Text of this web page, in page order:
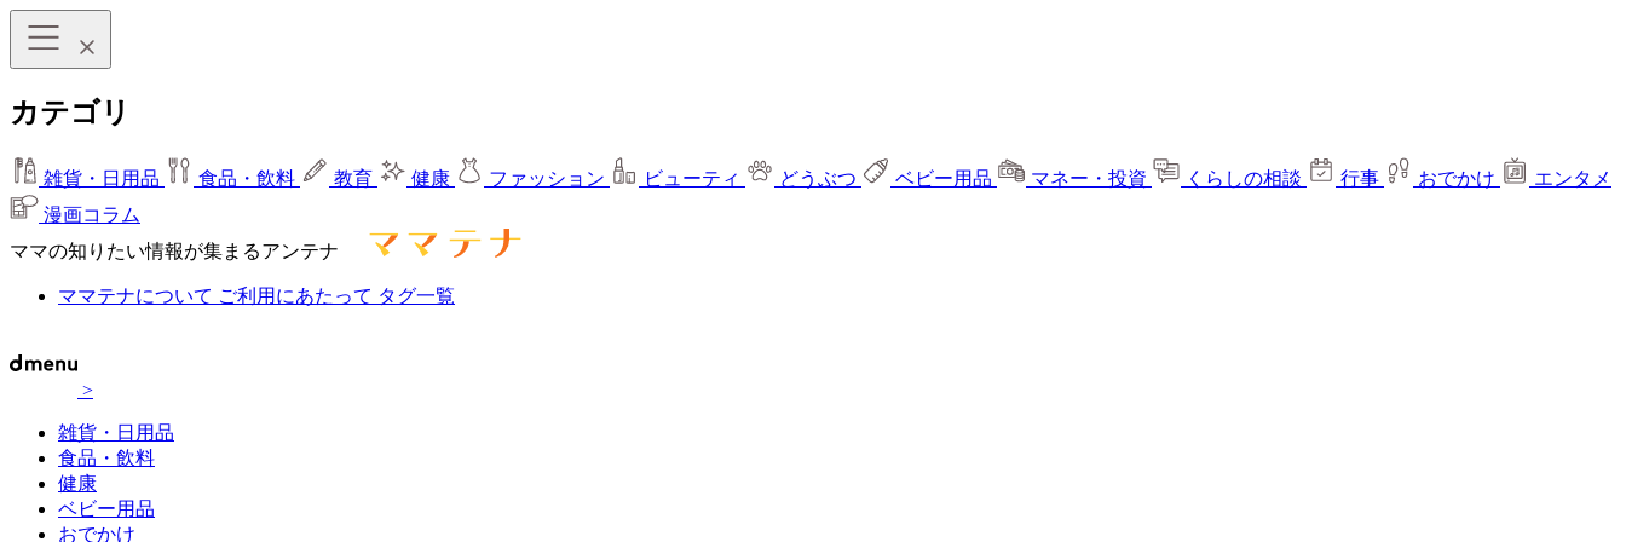
カテゴリ
雑貨・日用品 食品・飲料 教育 健康 ファッション ビューティ どうぶつ ベビー用品 マネー・投資 くらしの相談 行事 おでかけ
エンタメ
漫画コラム
ママの知りたい情報が集まるアンテナ
ママテナについて ご利用にあたって タグ一覧
>
雑貨・日用品
食品・飲料
健康
ベビー用品
おでかけ